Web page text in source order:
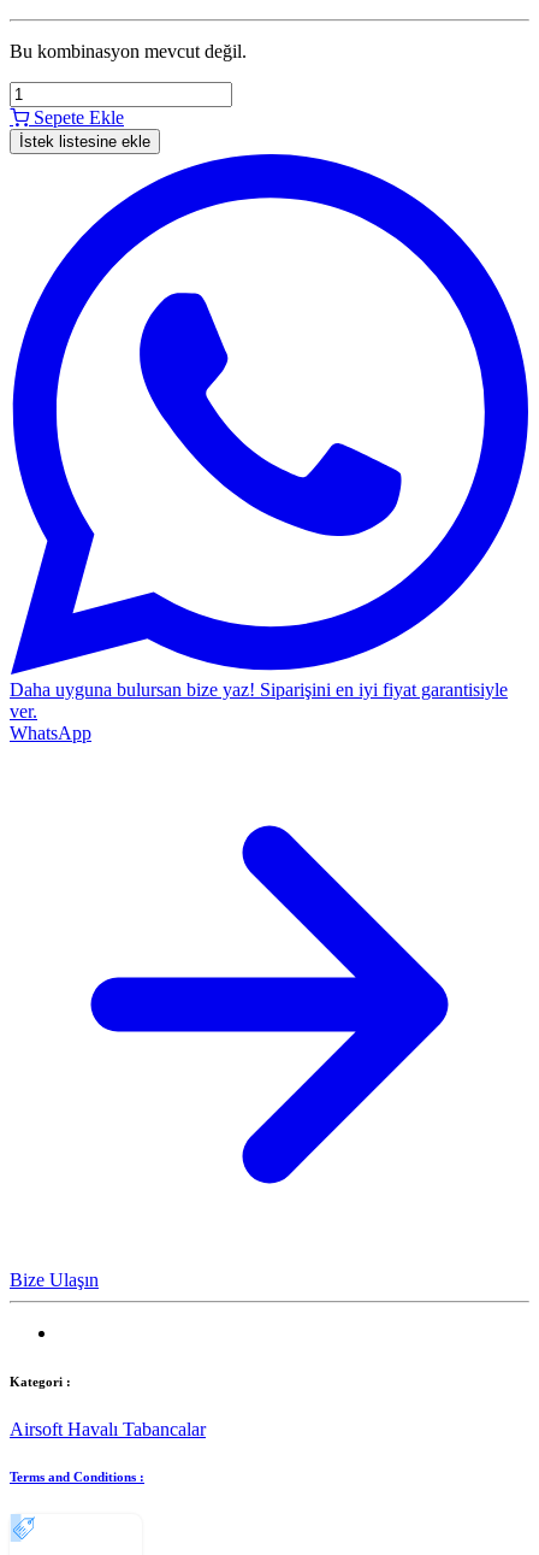
Bu kombinasyon mevcut değil.
Sepete Ekle
İstek listesine ekle
Daha uyguna bulursan bize yaz! Siparişini en iyi fiyat garantisiyle
ver.
WhatsApp
Bize Ulaşın
Kategori :
Airsoft Havalı Tabancalar
Terms and Conditions :